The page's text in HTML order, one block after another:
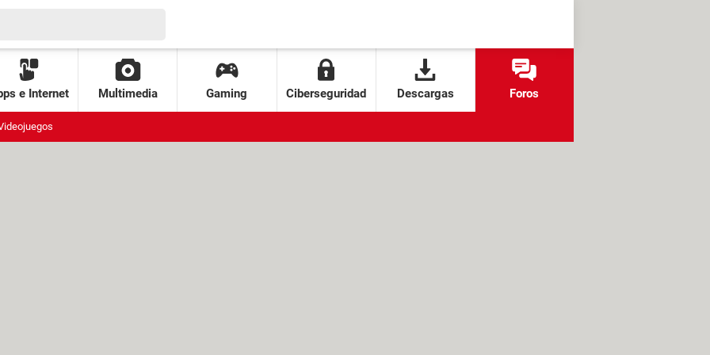
e Internet Multimedia Gaming Ciberseguridad Descargas Foros